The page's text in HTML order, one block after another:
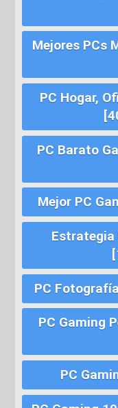
Mejores PCs
PC Hogar,
PC Barato
Mejor PC
Estrategia
PC
PC Gaming
PC